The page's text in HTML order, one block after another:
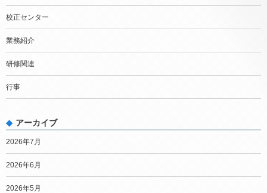
校正センター
業務紹介
研修関連
行事
アーカイブ
2026年7月
2026年6月
2026年5月